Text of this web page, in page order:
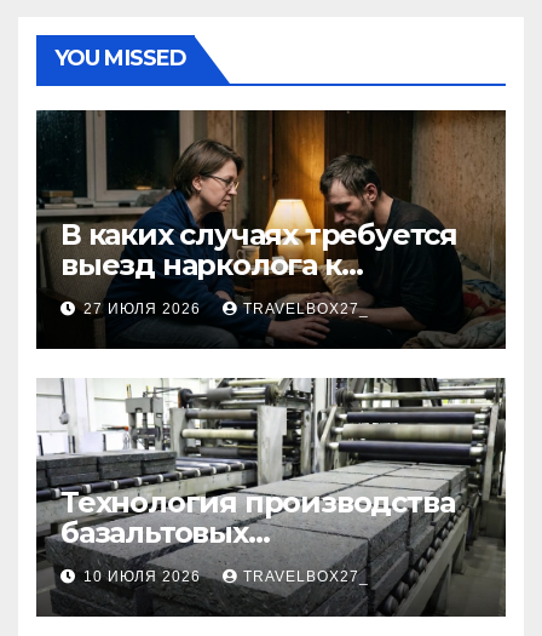
YOU MISSED
В каких случаях требуется
выезд нарколога к
пациенту
27 ИЮЛЯ 2026 TRAVELBOX27_
Технология производства
базальтовых
теплоизоляционных плит
по ГОСТ
10 ИЮЛЯ 2026 TRAVELBOX27_